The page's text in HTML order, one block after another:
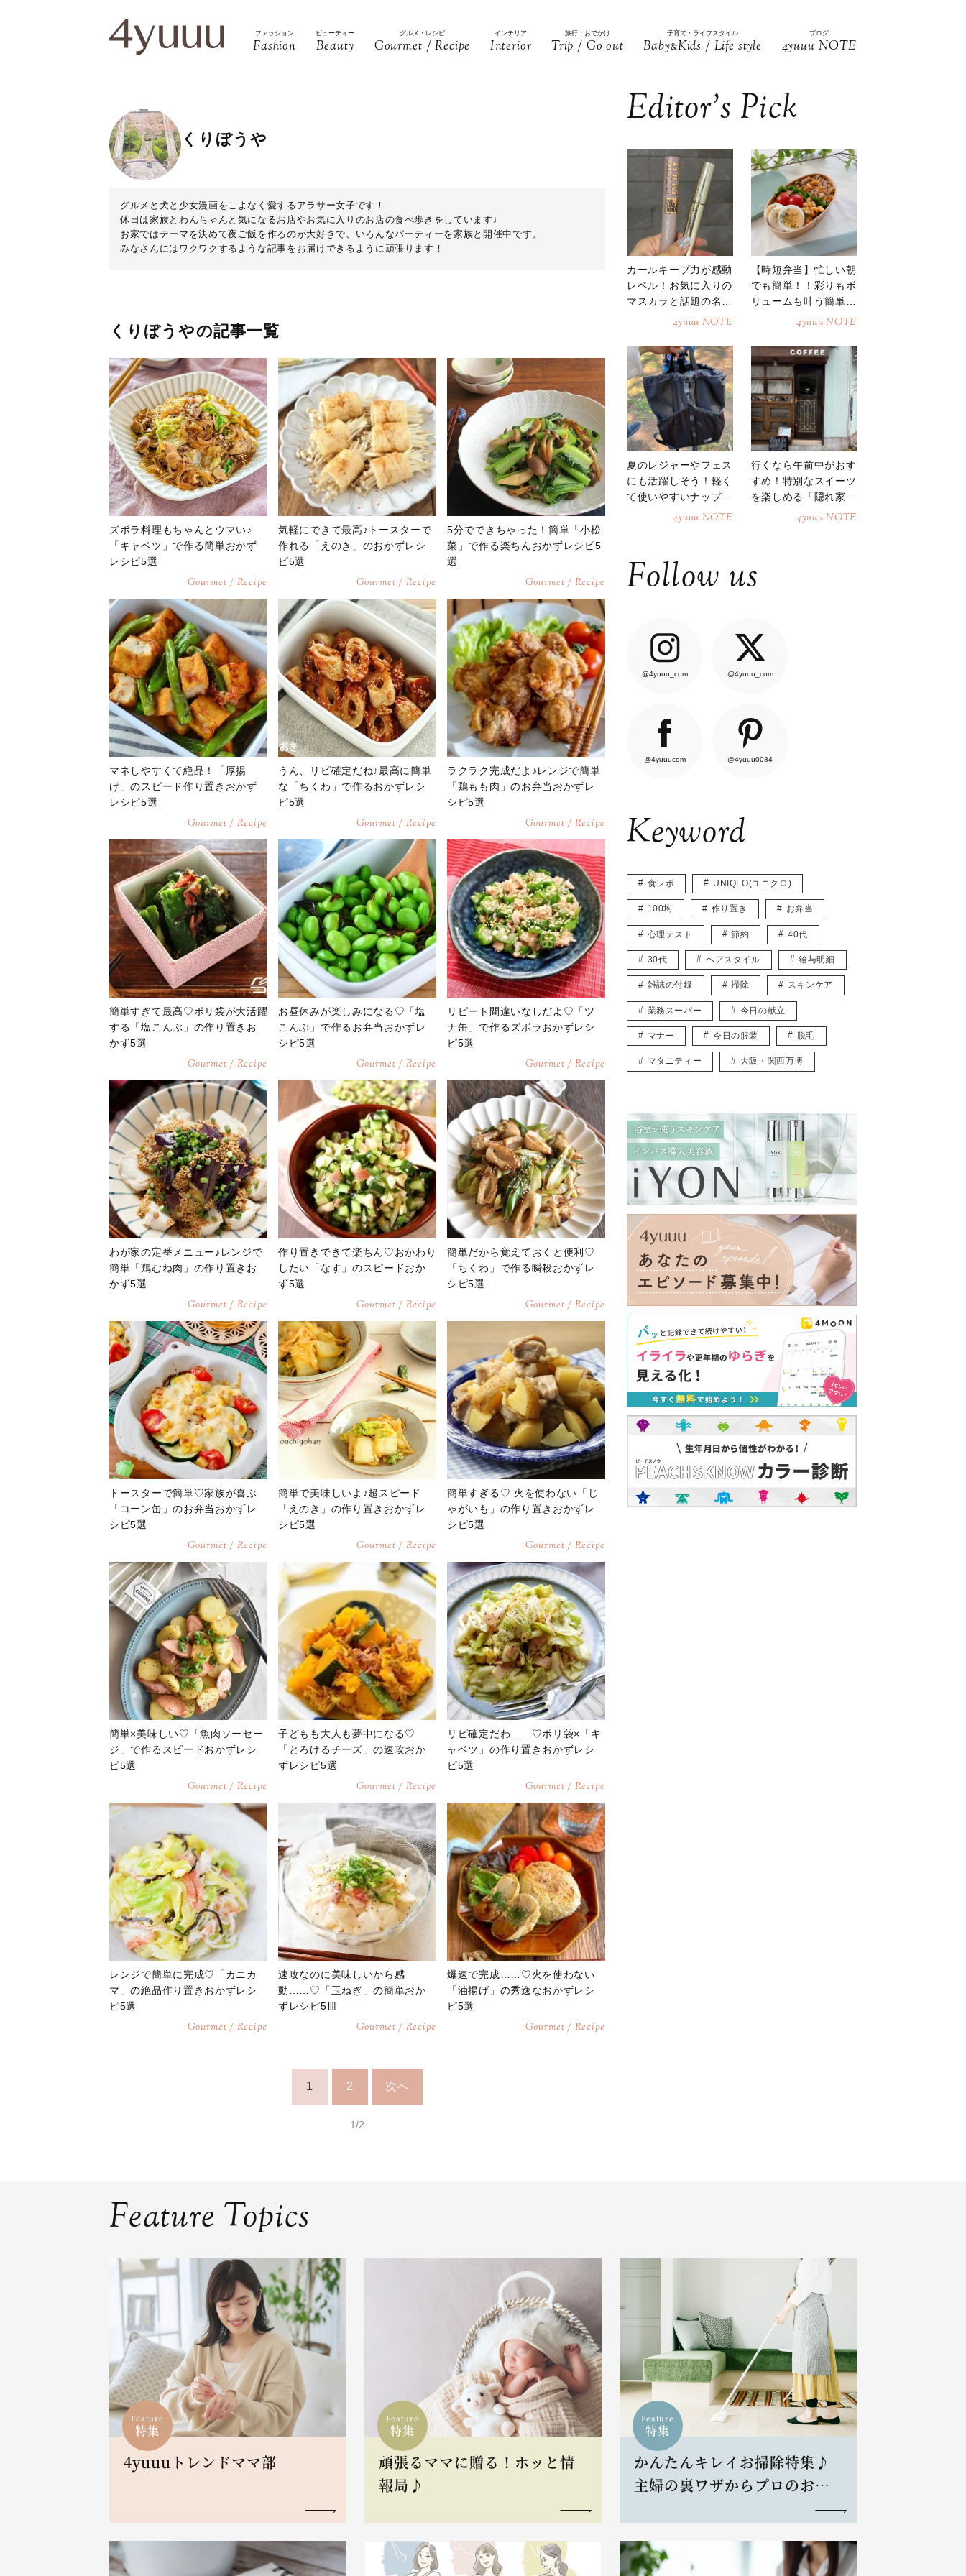
ファッション
Fashion
ビューティー
Beauty
グルメ・レシピ
Gourmet / Recipe
インテリア
Interior
旅行・おでかけ
Trip / Go out
子育て・ライフスタイル
Baby&Kids / Life style
ブログ
4yuuu NOTE
くりぼうや
グルメと犬と少女漫画をこよなく愛するアラサー女子です！
休日は家族とわんちゃんと気になるお店やお気に入りのお店の食べ歩きをしています♩
お家ではテーマを決めて夜ご飯を作るのが大好きで、いろんなパーティーを家族と開催中です。
みなさんにはワクワクするような記事をお届けできるように頑張ります！
くりぼうやの記事一覧
ズボラ料理もちゃんとウマい♪
「キャベツ」で作る簡単おかず
レシピ5選
Gourmet / Recipe
気軽にできて最高♪トースターで
作れる「えのき」のおかずレシ
ピ5選
Gourmet / Recipe
5分でできちゃった！簡単「小松
菜」で作る楽ちんおかずレシピ5
選
Gourmet / Recipe
マネしやすくて絶品！「厚揚
げ」のスピード作り置きおかず
レシピ5選
Gourmet / Recipe
うん、リピ確定だね♪最高に簡単
な「ちくわ」で作るおかずレシ
ピ5選
Gourmet / Recipe
ラクラク完成だよ♪レンジで簡単
「鶏もも肉」のお弁当おかずレ
シピ5選
Gourmet / Recipe
簡単すぎて最高♡ポリ袋が大活躍
する「塩こんぶ」の作り置きお
かず5選
Gourmet / Recipe
お昼休みが楽しみになる♡「塩
こんぶ」で作るお弁当おかずレ
シピ5選
Gourmet / Recipe
リピート間違いなしだよ♡「ツ
ナ缶」で作るズボラおかずレシ
ピ5選
Gourmet / Recipe
わが家の定番メニュー♪レンジで
簡単「鶏むね肉」の作り置きお
かず5選
Gourmet / Recipe
作り置きできて楽ちん♡おかわり
したい「なす」のスピードおか
ず5選
Gourmet / Recipe
簡単だから覚えておくと便利♡
「ちくわ」で作る瞬殺おかずレ
シピ5選
Gourmet / Recipe
トースターで簡単♡家族が喜ぶ
「コーン缶」のお弁当おかずレ
シピ5選
Gourmet / Recipe
簡単で美味しいよ♪超スピード
「えのき」の作り置きおかずレ
シピ5選
Gourmet / Recipe
簡単すぎる♡ 火を使わない「じ
ゃがいも」の作り置きおかずレ
シピ5選
Gourmet / Recipe
簡単×美味しい♡「魚肉ソーセー
ジ」で作るスピードおかずレシ
ピ5選
Gourmet / Recipe
子どもも大人も夢中になる♡
「とろけるチーズ」の速攻おか
ずレシピ5選
Gourmet / Recipe
リピ確定だわ……♡ポリ袋×「キ
ャベツ」の作り置きおかずレシ
ピ5選
Gourmet / Recipe
レンジで簡単に完成♡「カニカ
マ」の絶品作り置きおかずレシ
ピ5選
Gourmet / Recipe
速攻なのに美味しいから感
動……♡「玉ねぎ」の簡単おか
ずレシピ5皿
Gourmet / Recipe
爆速で完成……♡火を使わない
「油揚げ」の秀逸なおかずレシ
ピ5選
Gourmet / Recipe
1 2 次へ
1/2
Editor’s Pick
カールキープ力が感動
レベル！お気に入りの
マスカラと話題の名品
4yuuu NOTE
【時短弁当】忙しい朝
でも簡単！！彩りもボ
リュームも叶う簡単そ
4yuuu NOTE
夏のレジャーやフェス
にも活躍しそう！軽く
て使いやすいナップサ
4yuuu NOTE
行くなら午前中がおす
すめ！特別なスイーツ
を楽しめる「隠れ家カ
4yuuu NOTE
Follow us
@4yuuu_com @4yuuu_com
@4yuuucom @4yuuu0084
Keyword
食レポ UNIQLO(ユニクロ)
100均 作り置き お弁当
心理テスト 節約 40代
30代 ヘアスタイル 給与明細
雑誌の付録 掃除 スキンケア
業務スーパー 今日の献立
マナー 今日の服装 脱毛
マタニティー 大阪・関西万博
Feature Topics
Feature
特集
4yuuuトレンドママ部
Feature
特集
頑張るママに贈る！ホッと情
報局♪
Feature
特集
かんたんキレイお掃除特集♪
主婦の裏ワザからプロのお掃